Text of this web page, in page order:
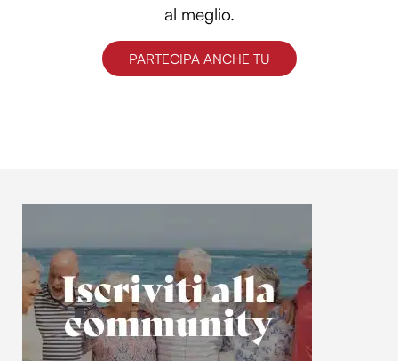
al meglio.
PARTECIPA ANCHE TU